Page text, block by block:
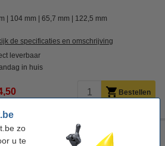
zo
u te
104 mm 65,7 mm 122,5 mm
de specificaties en omschrijving
leverbaar
in huis
Bestellen
SQ1 Glacier Blue